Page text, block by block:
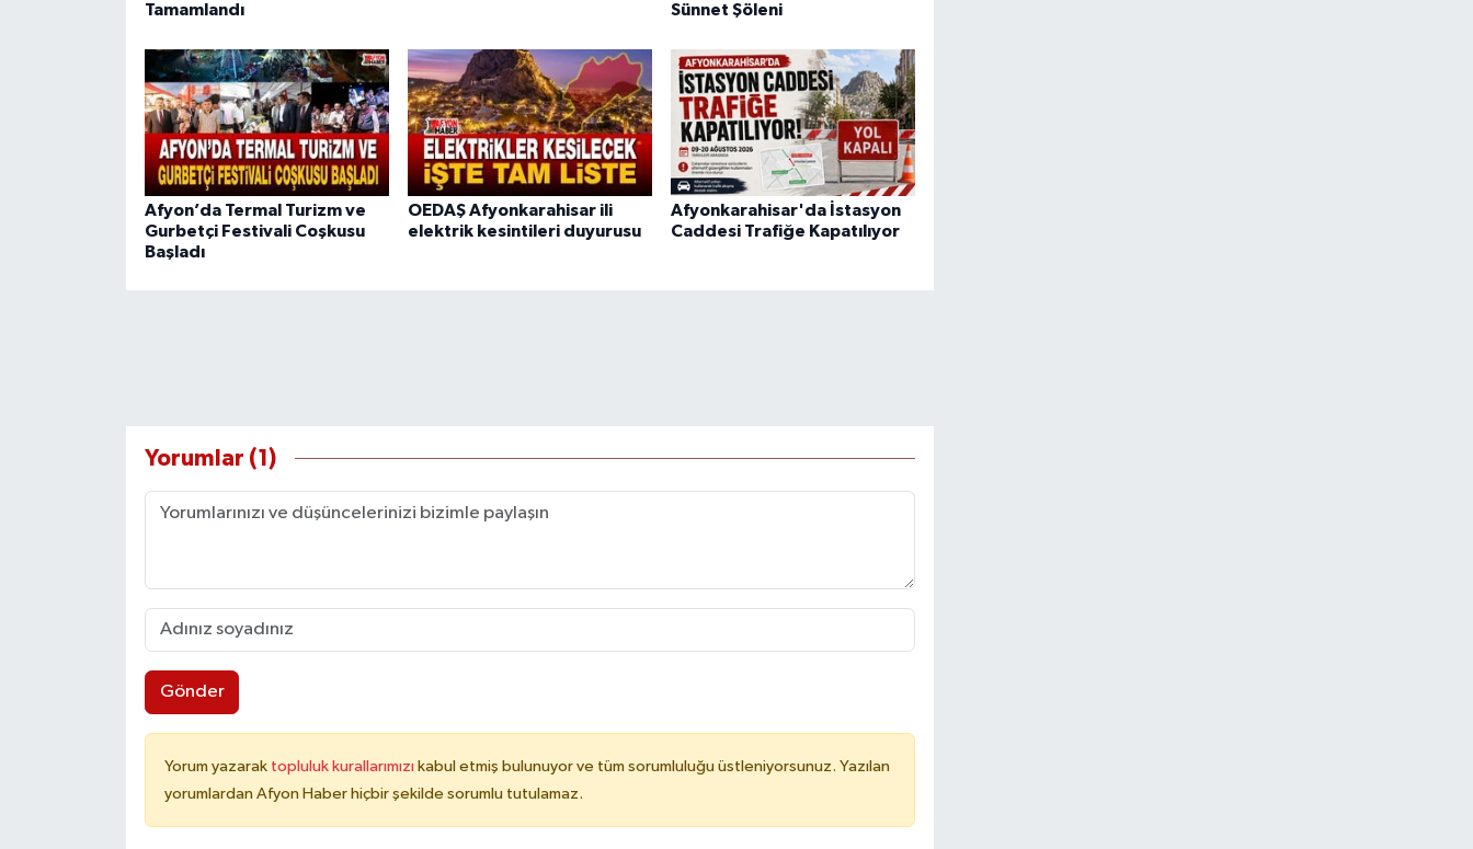
Tamamlandı
Sünnet Şöleni
Afyon’da Termal Turizm ve
Gurbetçi Festivali Coşkusu
Başladı
OEDAŞ Afyonkarahisar ili
elektrik kesintileri duyurusu
Afyonkarahisar'da İstasyon
Caddesi Trafiğe Kapatılıyor
Yorumlar (1)
Gönder
Yorum yazarak topluluk kurallarımızı kabul etmiş bulunuyor ve tüm sorumluluğu üstleniyorsunuz. Yazılan
yorumlardan Afyon Haber hiçbir şekilde sorumlu tutulamaz.